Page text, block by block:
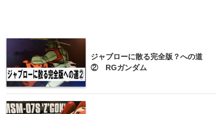
ジャブローに散る完全版？への道
② RGガンダム